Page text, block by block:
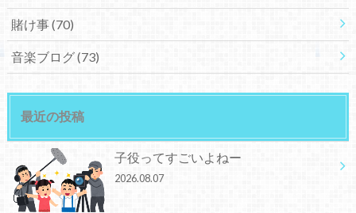
賭け事(70)
音楽ブログ(73)
最近の投稿
子役ってすごいよねー
2026.08.07